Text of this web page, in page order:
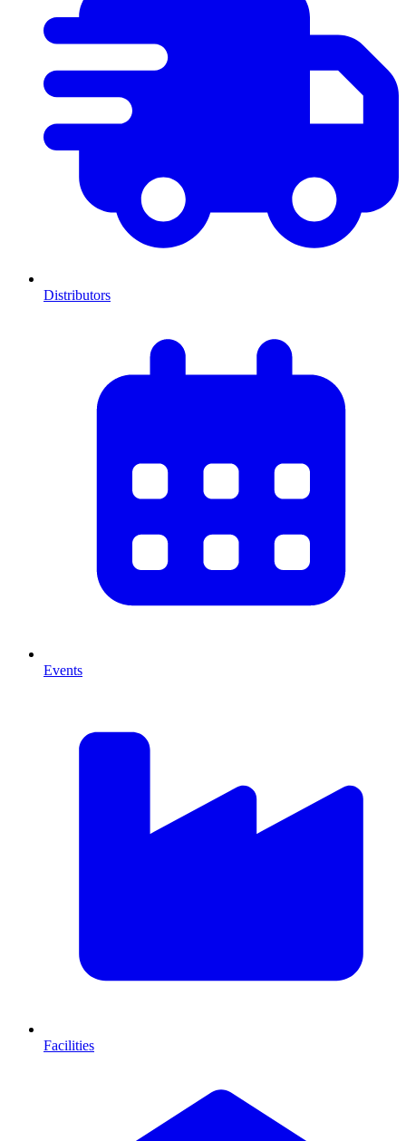
Distributors
Events
Facilities